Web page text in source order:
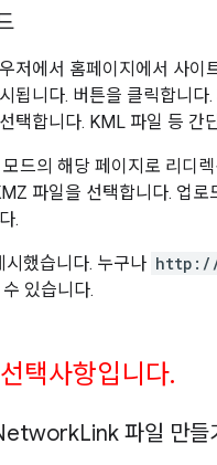
저에서 홈페이지에서 사
됩니다. 버튼을 클릭합니
택합니다. KML 파일 등 간
모드의 해당 페이지로 리디
파일을 선택합니다. 업
.
시했습니다. 누구나 http://
수 있습니다.
택사항입니다.
Link 파일 만들